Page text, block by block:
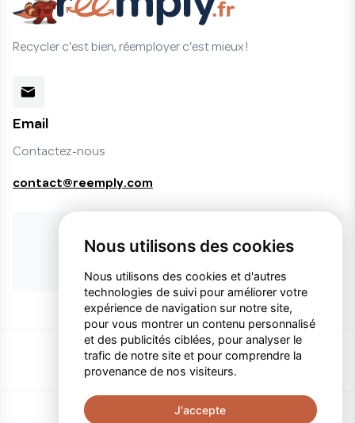
Nous utilisons des cookies
Nous utilisons des cookies et d'autres
technologies de suivi pour améliorer votre
expérience de navigation sur notre site,
pour vous montrer un contenu personnalisé
et des publicités ciblées, pour analyser le
trafic de notre site et pour comprendre la
provenance de nos visiteurs.
J'accepte
Recycler c'est bien, réemployer c'est mieux !
Email
Contactez-nous
contact@reemply.com
Politique de confidentialité